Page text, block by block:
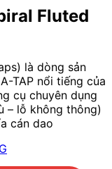
Fluted
là dòng sản
TAP nổi tiếng của
cụ chuyên dụng
– lỗ không thông)
cán dao